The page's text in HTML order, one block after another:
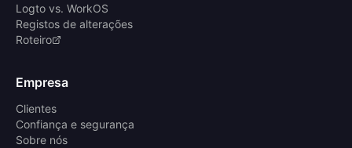
Logto vs. WorkOS
Registos de alterações
Roteiro
Empresa
Clientes
Confiança e segurança
Sobre nós